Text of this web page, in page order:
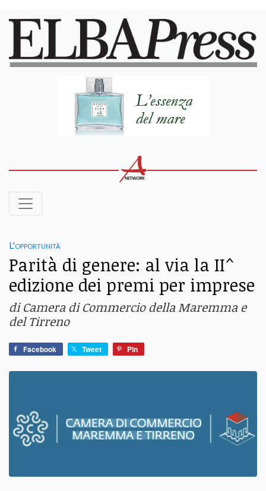
L'opportunità
Parità di genere: al via la II^
edizione dei premi per imprese
di Camera di Commercio della Maremma e
del Tirreno
Facebook Tweet Pin